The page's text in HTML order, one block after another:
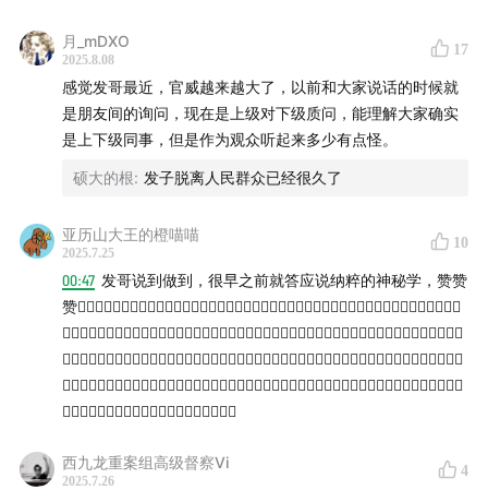
它的成立试图延续和强化第三帝国的“种族主义”思想——
雅利安人种是优等人种，犹太人是劣等人种。他们为了这
个目标都做了什么研究呢？北欧和西藏又被他们发现了什
么远古秘密呢？希姆莱本人对神秘学的造诣又有多深呢？
本期节目给你答案。
【相关资料】
·联邦德国档案馆网站：www.bundesarchiv.de
月_mDXO
2025.8.08
17
感觉发哥最近，官威越来越大了，以前和大家说话的时候就
是朋友间的询问，现在是上级对下级质问，能理解大家确实
是上下级同事，但是作为观众听起来多少有点怪。
硕大的根: 发子脱离人民群众已经很久了
亚历山大王的橙喵喵
2025.7.25
10
00:47 发哥说到做到，很早之前就答应说纳粹的神秘学，赞赞
赞👍🏻👍🏻👍🏻👍🏻👍🏻👍🏻👍🏻👍🏻👍🏻👍🏻👍🏻👍🏻👍🏻👍🏻👍🏻👍🏻👍🏻👍🏻👍🏻👍🏻👍🏻👍🏻
👍🏻👍🏻👍🏻👍🏻👍🏻👍🏻👍🏻👍🏻👍🏻👍🏻👍🏻👍🏻👍🏻👍🏻👍🏻👍🏻👍🏻👍🏻👍🏻👍🏻👍🏻👍🏻👍🏻
👍🏻👍🏻👍🏻👍🏻👍🏻👍🏻👍🏻👍🏻👍🏻👍🏻👍🏻👍🏻👍🏻👍🏻👍🏻👍🏻👍🏻👍🏻👍🏻👍🏻👍🏻👍🏻👍🏻
👍🏻👍🏻👍🏻👍🏻👍🏻👍🏻👍🏻👍🏻👍🏻👍🏻👍🏻👍🏻👍🏻👍🏻👍🏻👍🏻👍🏻👍🏻👍🏻👍🏻👍🏻👍🏻👍🏻
👍🏻👍🏻👍🏻👍🏻👍🏻👍🏻👍🏻👍🏻👍🏻👍🏻
西九龙重案组高级督察Vi
2025.7.26
4